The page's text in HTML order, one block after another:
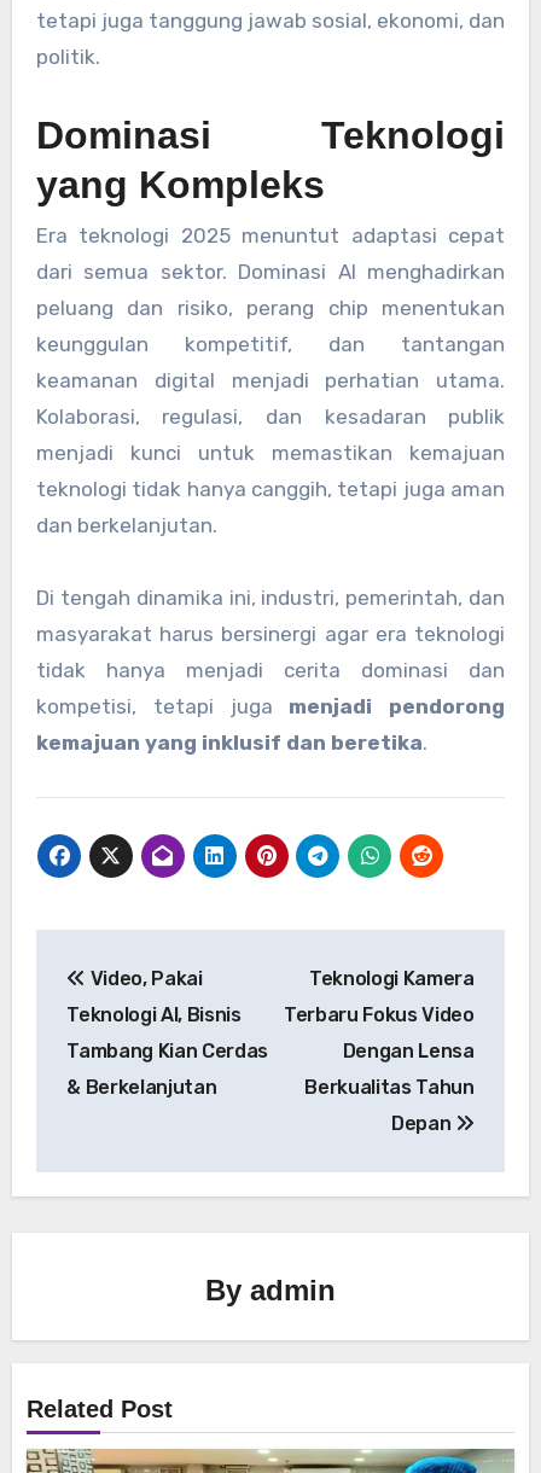
tetapi juga tanggung jawab sosial, ekonomi, dan
politik.
Dominasi Teknologi
yang Kompleks
Era teknologi 2025 menuntut adaptasi cepat
dari semua sektor. Dominasi AI menghadirkan
peluang dan risiko, perang chip menentukan
keunggulan kompetitif, dan tantangan
keamanan digital menjadi perhatian utama.
Kolaborasi, regulasi, dan kesadaran publik
menjadi kunci untuk memastikan kemajuan
teknologi tidak hanya canggih, tetapi juga aman
dan berkelanjutan.
Di tengah dinamika ini, industri, pemerintah, dan
masyarakat harus bersinergi agar era teknologi
tidak hanya menjadi cerita dominasi dan
kompetisi, tetapi juga menjadi pendorong
kemajuan yang inklusif dan beretika.
pos
Video, Pakai
Teknologi AI, Bisnis
Tambang Kian Cerdas
& Berkelanjutan
Teknologi Kamera
Terbaru Fokus Video
Dengan Lensa
Berkualitas Tahun
Depan
By admin
Related Post